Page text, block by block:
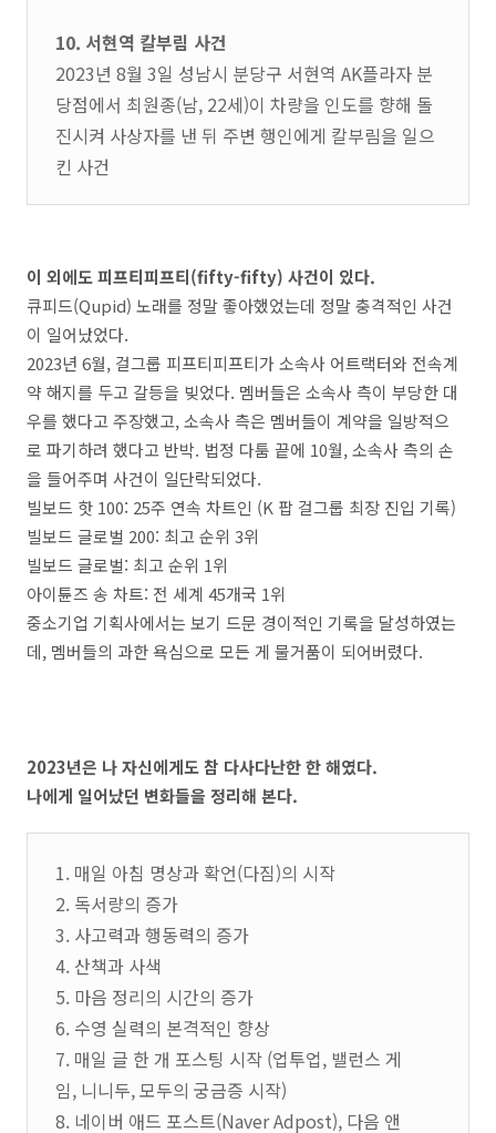
10. 서현역 칼부림 사건
2023년 8월 3일 성남시 분당구 서현역 AK플라자 분
당점에서 최원종(남, 22세)이 차량을 인도를 향해 돌
진시켜 사상자를 낸 뒤 주변 행인에게 칼부림을 일으
킨 사건
이 외에도 피프티피프티(fifty-fifty) 사건이 있다.
큐피드(Qupid) 노래를 정말 좋아했었는데 정말 충격적인 사건
이 일어났었다.
2023년 6월, 걸그룹 피프티피프티가 소속사 어트랙터와 전속계
약 해지를 두고 갈등을 빚었다. 멤버들은 소속사 측이 부당한 대
우를 했다고 주장했고, 소속사 측은 멤버들이 계약을 일방적으
로 파기하려 했다고 반박. 법정 다툼 끝에 10월, 소속사 측의 손
을 들어주며 사건이 일단락되었다.
빌보드 핫 100: 25주 연속 차트인 (K 팝 걸그룹 최장 진입 기록)
빌보드 글로벌 200: 최고 순위 3위
빌보드 글로벌: 최고 순위 1위
아이튠즈 송 차트: 전 세계 45개국 1위
중소기업 기획사에서는 보기 드문 경이적인 기록을 달성하였는
데, 멤버들의 과한 욕심으로 모든 게 물거품이 되어버렸다.
2023년은 나 자신에게도 참 다사다난한 한 해였다.
나에게 일어났던 변화들을 정리해 본다.
1. 매일 아침 명상과 확언(다짐)의 시작
2. 독서량의 증가
3. 사고력과 행동력의 증가
4. 산책과 사색
5. 마음 정리의 시간의 증가
6. 수영 실력의 본격적인 향상
7. 매일 글 한 개 포스팅 시작 (업투업, 밸런스 게
임, 니니두, 모두의 궁금증 시작)
8. 네이버 애드 포스트(Naver Adpost), 다음 앤